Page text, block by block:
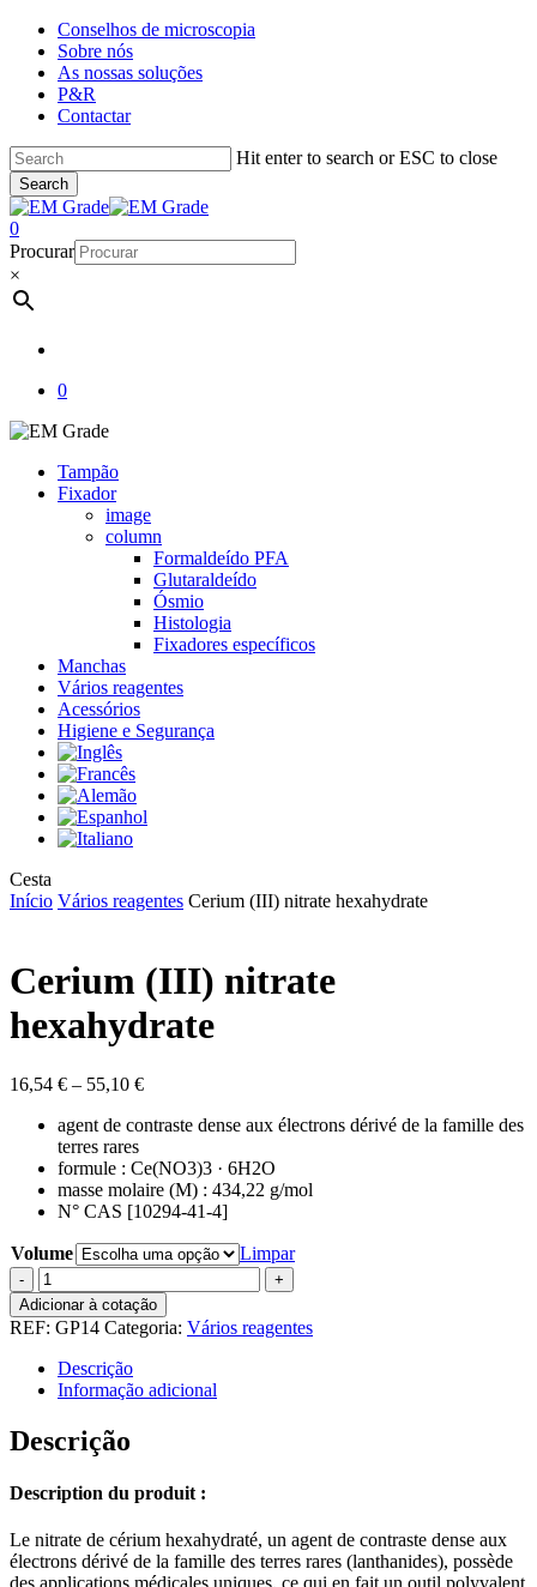
Skip
main
content
Conselhos de microscopia
Sobre nós
As nossas soluções
P&R
Contactar
Hit enter to search or ESC to close
Search
Close
Search
account
0
Menu
Procurar
×
0
Tampão
Fixador
image
column
Formaldeído PFA
Glutaraldeído
Ósmio
Histologia
Fixadores específicos
Manchas
Vários reagentes
Acessórios
Higiene e Segurança
Cesta
Cart
Início Vários reagentes Cerium (III) nitrate hexahydrate
Cerium (III) nitrate
hexahydrate
16,54 € – 55,10 €Price
16,54 €
55,10 €
agent de contraste dense aux électrons dérivé de la famille des
terres rares
formule : Ce(NO3)3 · 6H2O
masse molaire (M) : 434,22 g/mol
N° CAS [10294-41-4]
Volume
Limpar
Quantidade
de
Cerium
(III)
nitrate
hexahydrate
Adicionar à cotação
REF: GP14 Categoria: Vários reagentes
Descrição
Informação adicional
Descrição
Description du produit :
Le nitrate de cérium hexahydraté, un agent de contraste dense aux
électrons dérivé de la famille des terres rares (lanthanides), possède